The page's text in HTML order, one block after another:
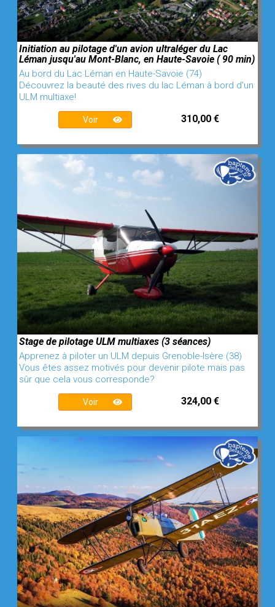
Initiation au pilotage d'un avion ultraléger du Lac
Léman jusqu'au Mont-Blanc, en Haute-Savoie ( 90 min)
Au bord du Lac Léman en Haute-Savoie (74)
Découvrez la beauté des rives du lac Léman à bord d'un
ULM multiaxe!
Voir 310,00 €
Stage de pilotage ULM multiaxes (3 séances)
Apprenez à piloter un ULM depuis Grenoble-Isère (38)
Vous êtes assez motivés pour devenir pilote mais pas
sûr que cela vous corresponde?
Voir 324,00 €